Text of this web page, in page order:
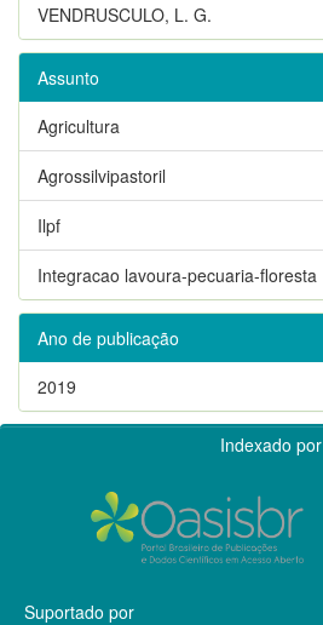
VENDRUSCULO, L. G.
Assunto
Agricultura
Agrossilvipastoril
Ilpf
Integracao lavoura-pecuaria-floresta
Ano de publicação
2019
Indexado por
Suportado por